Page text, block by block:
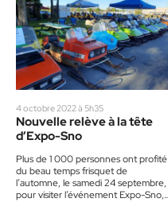
4 octobre 2022 à 5h35
Nouvelle relève à la tête
d’Expo-Sno
Plus de 1 000 personnes ont profité
du beau temps frisquet de
l’automne, le samedi 24 septembre,
pour visiter l’événement Expo-Sno,